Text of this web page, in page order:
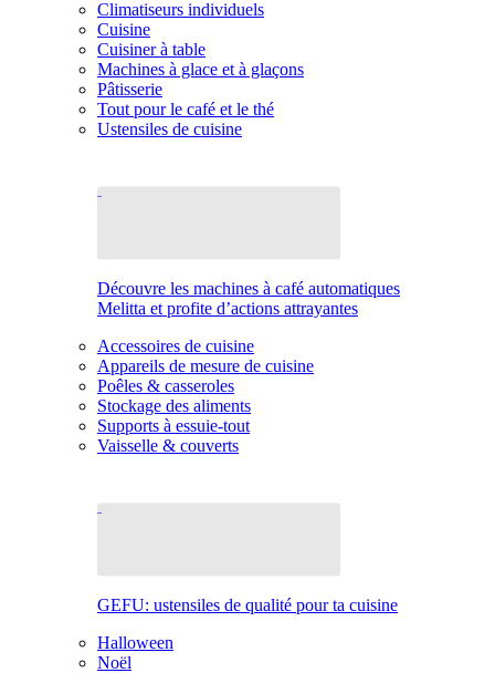
Climatiseurs individuels
Cuisine
Cuisiner à table
Machines à glace et à glaçons
Pâtisserie
Tout pour le café et le thé
Ustensiles de cuisine
Découvre les machines à café automatiques
Melitta et profite d’actions attrayantes
Accessoires de cuisine
Appareils de mesure de cuisine
Poêles & casseroles
Stockage des aliments
Supports à essuie-tout
Vaisselle & couverts
GEFU: ustensiles de qualité pour ta cuisine
Halloween
Noël